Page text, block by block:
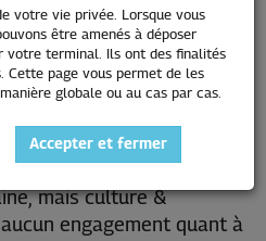
mais culture &
engagement quant à
votre vie privée. Lorsque vous
être amenés à déposer
votre terminal. Ils ont des finalités
Cette page vous permet de les
globale ou au cas par cas.
Accepter et fermer